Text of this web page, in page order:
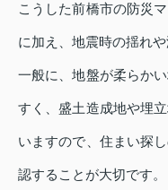
こうした前橋市の防災
に加え、地震時の揺れ
一般に、地盤が柔らか
すく、盛土造成地や埋
いますので、住まい探
認することが大切です。